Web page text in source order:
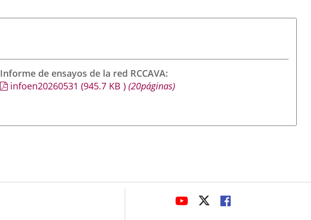
Informe de ensayos de la red RCCAVA
infoen20260531 (945.7 KB) (20páginas)
ENLACEENLACEENLACE